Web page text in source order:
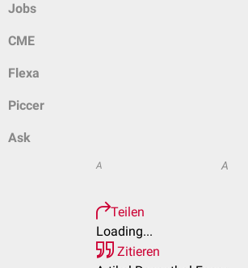
Jobs
CME
Flexa
Piccer
Ask
A A
Teilen
Loading...
Zitieren